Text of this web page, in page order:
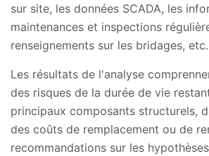
sur site, les données SCADA, les
maintenances et inspections
renseignements sur les bridages, etc.
Les résultats de l'analyse
des risques de la durée de vie
principaux composants structurels,
des coûts de remplacement ou de
recommandations sur les